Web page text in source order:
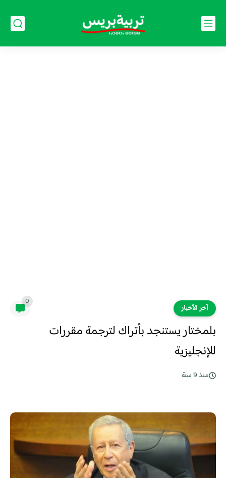
آخر الأخبار
0
بلمختار يستنجد بأتراك لترجمة مقررات
للإنجليزية
منذ 9 سنة